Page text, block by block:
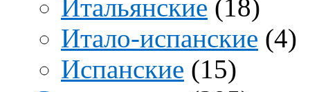
Итальянские (18)
Итало-испанские (4)
Испанские (15)